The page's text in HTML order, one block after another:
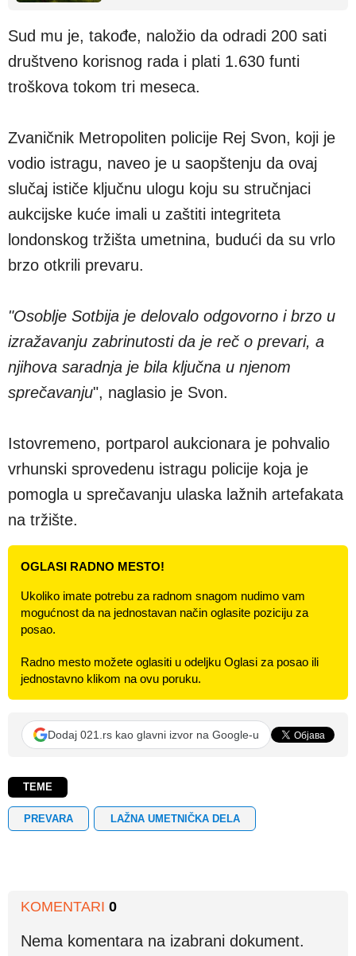
Sud mu je, takođe, naložio da odradi 200 sati
društveno korisnog rada i plati 1.630 funti
troškova tokom tri meseca.
Zvaničnik Metropoliten policije Rej Svon, koji je
vodio istragu, naveo je u saopštenju da ovaj
slučaj ističe ključnu ulogu koju su stručnjaci
aukcijske kuće imali u zaštiti integriteta
londonskog tržišta umetnina, budući da su vrlo
brzo otkrili prevaru.
"Osoblje Sotbija je delovalo odgovorno i brzo u
izražavanju zabrinutosti da je reč o prevari, a
njihova saradnja je bila ključna u njenom
sprečavanju", naglasio je Svon.
Istovremeno, portparol aukcionara je pohvalio
vrhunski sprovedenu istragu policije koja je
pomogla u sprečavanju ulaska lažnih artefakata
na tržište.
OGLASI RADNO MESTO!
Ukoliko imate potrebu za radnom snagom nudimo vam
mogućnost da na jednostavan način oglasite poziciju za
posao.
Radno mesto možete oglasiti u odeljku Oglasi za posao ili
jednostavno klikom na ovu poruku.
Dodaj 021.rs kao glavni izvor na Google-u
TEME
PREVARA LAŽNA UMETNIČKA DELA
KOMENTARI 0
Nema komentara na izabrani dokument.